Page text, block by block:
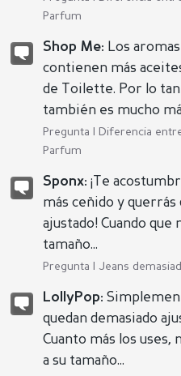
Parfum
Shop Me: Los
contienen más
de Toilette. Por lo
también es mucho
Pregunta |
Diferencia
Parfum
Sponx: ¡Te
más ceñido y querrás
ajustado! Cuando que
tamaño...
Pregunta |Jeans
LollyPop:
quedan demasiado
Cuanto más los
a su tamaño...